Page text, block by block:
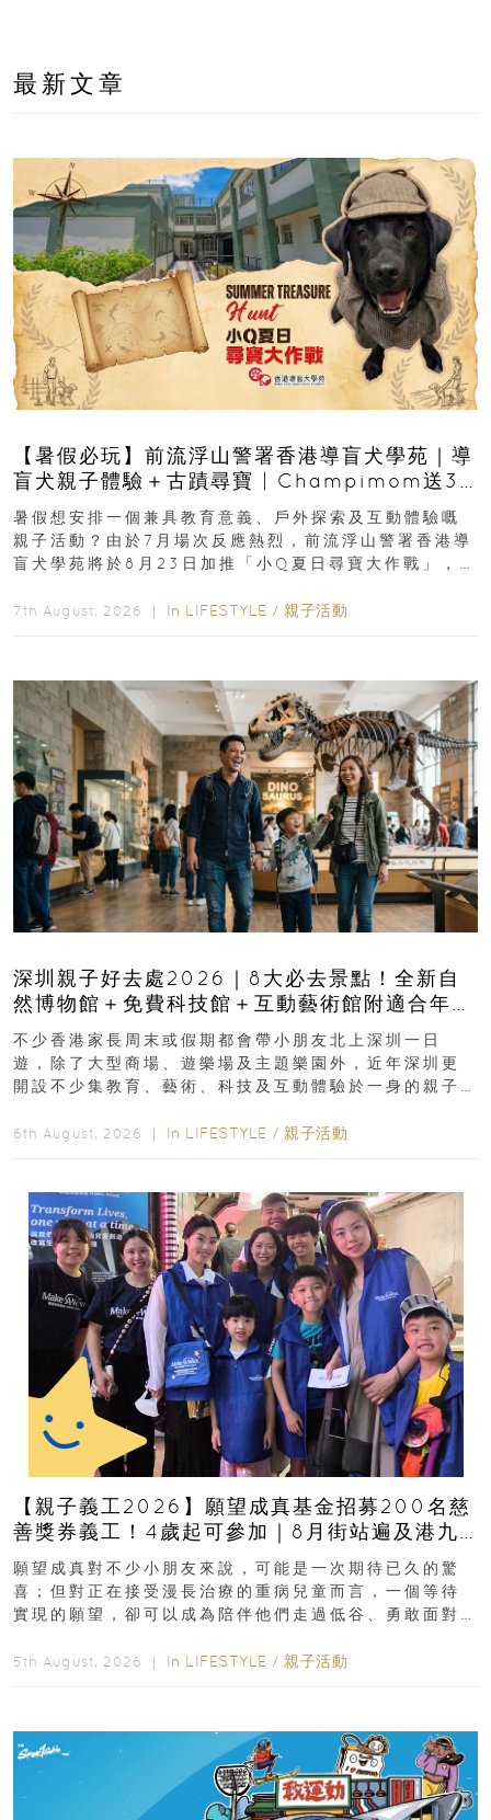
最新文章
【暑假必玩】前流浮山警署香港導盲犬學苑｜導
盲犬親子體驗＋古蹟尋寶 | Champimom送3
組免費名額
暑假想安排一個兼具教育意義、戶外探索及互動體驗嘅
親子活動？由於7月場次反應熱烈，前流浮山警署香港導
盲犬學苑將於8月23日加推「小Q夏日尋寶大作戰」，家
7th August, 2026 ｜ In LIFESTYLE / 親子活動
深圳親子好去處2026｜8大必去景點！全新自
然博物館＋免費科技館＋互動藝術館附適合年
齡、交通、門票、開放時間
不少香港家長周末或假期都會帶小朋友北上深圳一日
遊，除了大型商場、遊樂場及主題樂園外，近年深圳更
開設不少集教育、藝術、科技及互動體驗於一身的親子
6th August, 2026 ｜ In LIFESTYLE / 親子活動
【親子義工2026】願望成真基金招募200名慈
善獎券義工！4歲起可參加｜8月街站遍及港九
新界
願望成真對不少小朋友來說，可能是一次期待已久的驚
喜；但對正在接受漫長治療的重病兒童而言，一個等待
實現的願望，卻可以成為陪伴他們走過低谷、勇敢面對
5th August, 2026 ｜ In LIFESTYLE / 親子活動